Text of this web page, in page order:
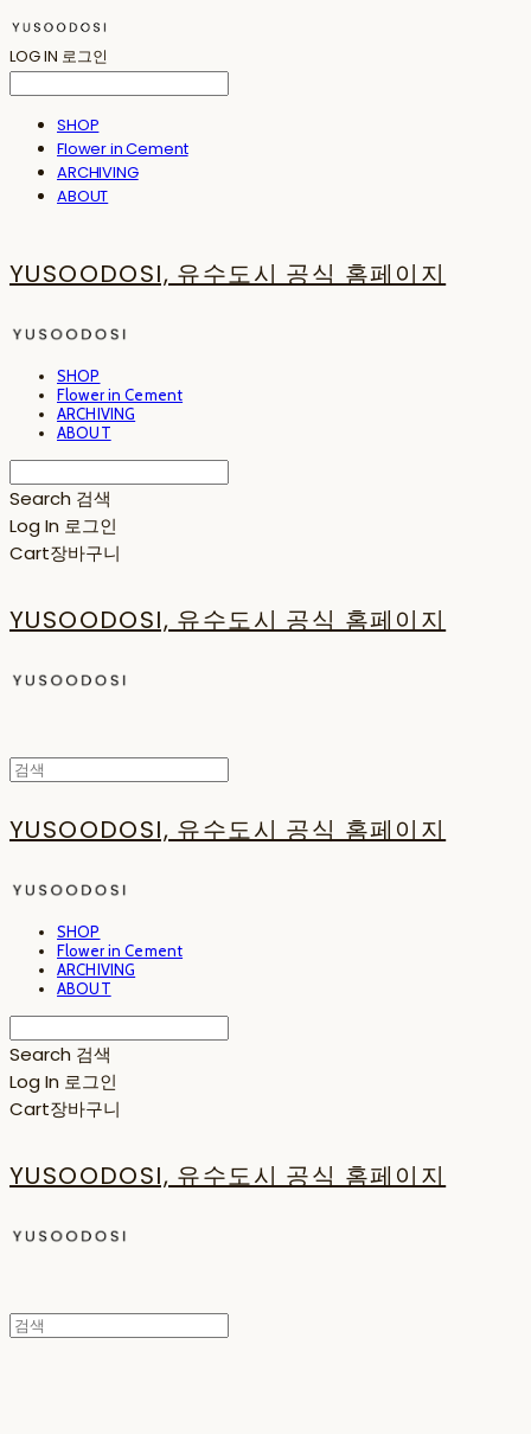
LOG IN 로그인
SHOP
Flower in Cement
ARCHIVING
ABOUT
YUSOODOSI, 유수도시 공식 홈페이지
SHOP
Flower in Cement
ARCHIVING
ABOUT
Search 검색
Log In 로그인
Cart장바구니
YUSOODOSI, 유수도시 공식 홈페이지
YUSOODOSI, 유수도시 공식 홈페이지
SHOP
Flower in Cement
ARCHIVING
ABOUT
Search 검색
Log In 로그인
Cart장바구니
YUSOODOSI, 유수도시 공식 홈페이지